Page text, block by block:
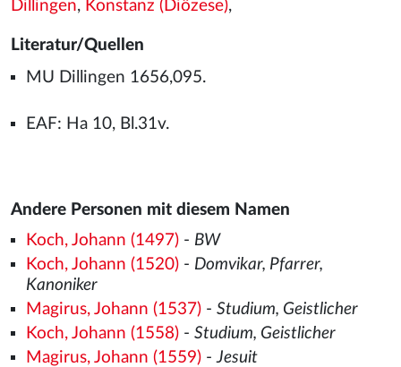
Dillingen, Konstanz (Diözese),
Literatur/Quellen
MU Dillingen 1656,095.
EAF: Ha 10, Bl.31v.
Andere Personen mit diesem Namen
Koch, Johann (1497)- BW
Koch, Johann (1520)- Domvikar, Pfarrer,
Kanoniker
Magirus, Johann (1537)- Studium, Geistlicher
Koch, Johann (1558)- Studium, Geistlicher
Magirus, Johann (1559)-Jesuit